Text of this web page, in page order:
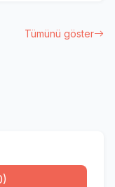
Tümünü göster